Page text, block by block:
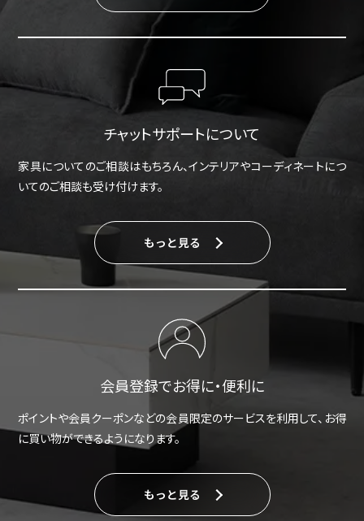
チャットサポートについて
家具についてのご相談はもちろん、インテリアやコーディネートにつ
いてのご相談も受け付けます。
もっと見る
会員登録でお得に・便利に
ポイントや会員クーポンなどの会員限定のサービスを利用して、お得
に買い物ができるようになります。
もっと見る